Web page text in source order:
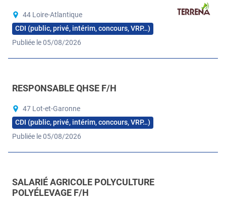
44 Loire-Atlantique
CDI (public, privé, intérim, concours, VRP…)
Publiée le 05/08/2026
RESPONSABLE QHSE F/H
47 Lot-et-Garonne
CDI (public, privé, intérim, concours, VRP…)
Publiée le 05/08/2026
SALARIÉ AGRICOLE POLYCULTURE
POLYÉLEVAGE F/H